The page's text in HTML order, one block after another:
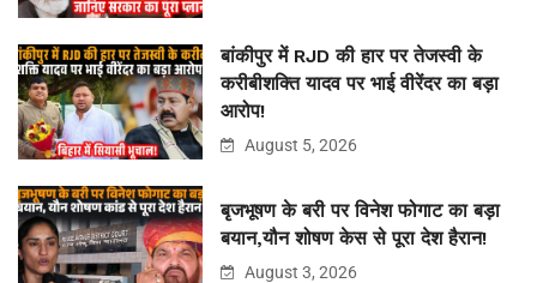
बांकीपुर में RJD की हार पर तेजस्वी के
करीबीशक्ति यादव पर भाई वीरेंदर का बड़ा
आरोप!
August 5, 2026
बृजभूषण के बरी पर विनेश फोगाट का बड़ा
बयान,यौन शोषण केस से पूरा देश हैरान!
August 3, 2026